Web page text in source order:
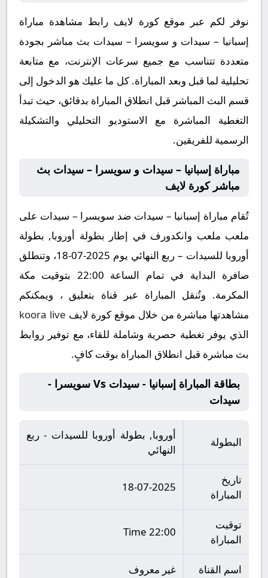
نوفر لكم عبر موقع كورة لايف رابط مشاهدة مباراة
إسبانيا – سيدات و سويسرا – سيدات بث مباشر بجودة
متعددة تتناسب مع جميع سرعات الإنترنت، مع متابعة
تحليلية لما قبل وبعد المباراة. كل ما عليك هو الدخول إلى
قسم البث المباشر قبل انطلاق المباراة بدقائق، حيث تبدأ
التغطية المباشرة مع الاستوديو التحليلي والتشكيلة
الرسمية للفريقين.
مباراة إسبانيا – سيدات و سويسرا – سيدات بث
مباشر كورة لايف
تُقام مباراة إسبانيا – سيدات ضد سويسرا – سيدات على
ملعب ملعب وانكدورف في إطار بطولة أوروبا, بطولة
أوروبا للسيدات – ربع النهائي يوم 2025-07-18، وتنطلق
صافرة البداية في تمام الساعة 22:00 بتوقيت مكة
المكرمة. وتُنقل المباراة عبر قناة بتعليق ، ويمكنكم
مشاهدتها مباشرة من خلال موقع كورة لايف koora live
الذي يوفر تغطية حصرية وشاملة للقاء، مع توفير روابط
بث مباشرة قبل انطلاق المباراة بوقت كافٍ.
بطاقة المباراة إسبانيا - سيدات Vs سويسرا -
سيدات
البطولة
أوروبا, بطولة أوروبا للسيدات - ربع
النهائي
تاريخ
المباراة
18-07-2025
توقيت
المباراة
22:00 Time
اسم القناة غير معروف